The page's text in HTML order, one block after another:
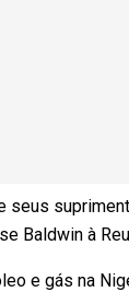
seus
Baldwin à
e gás na